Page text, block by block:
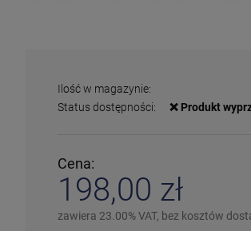
Ilość w magazynie:
Status dostępności:
❌ Produkt
Wyprzedany
Na zamówienie – w ciągu 2-5 dni
Wycofany– produkt wycofany z oferty
Więcej informacji na temat statusów
Cena:
198,00 zł
zawiera 23.00% VAT, bez kosztów